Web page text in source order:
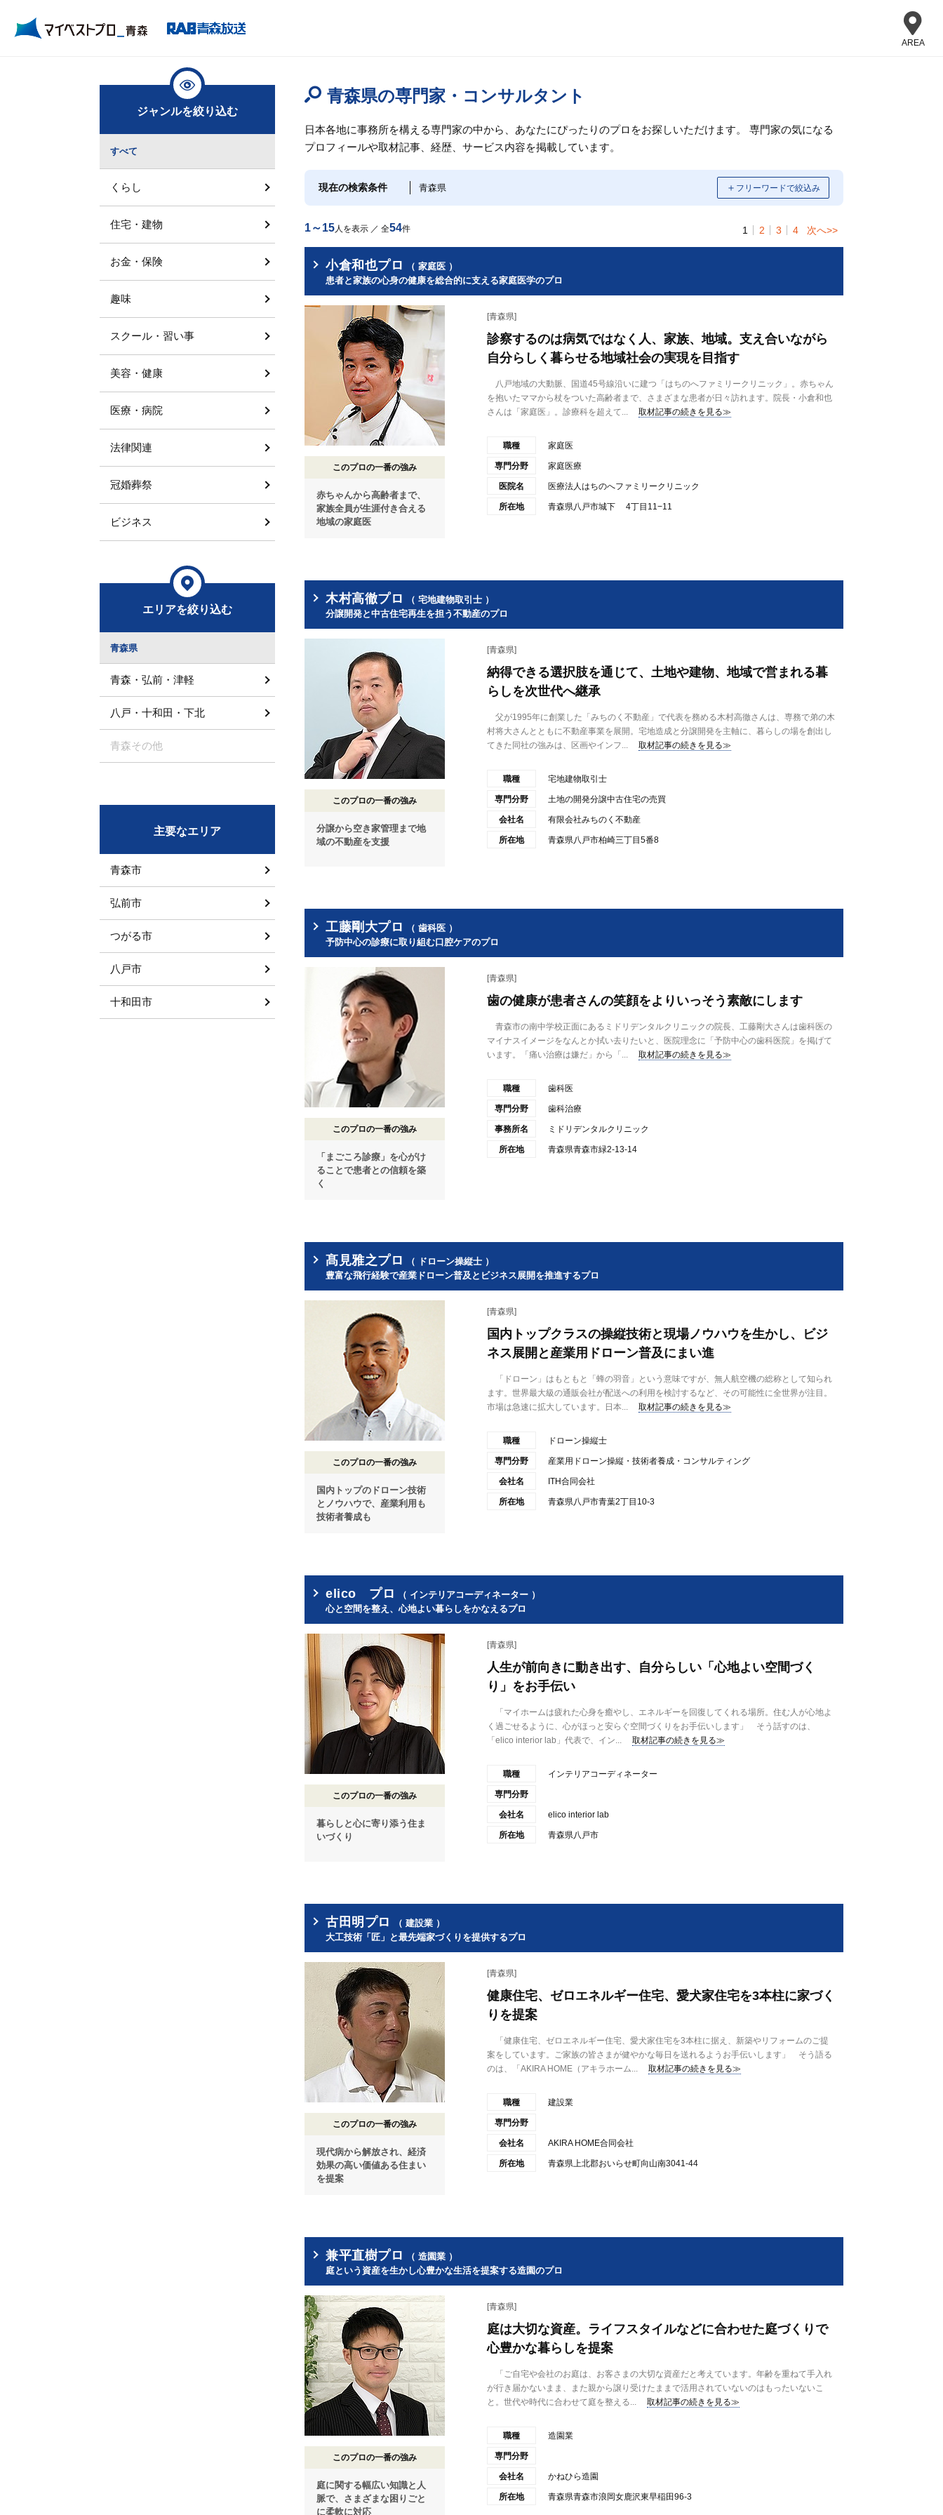
AREA
青森県の専門家・コンサルタント
日本各地に事務所を構える専門家の中から、あなたにぴったりのプロをお探しいただけます。 専門家の気になる
プロフィールや取材記事、経歴、サービス内容を掲載しています。
現在の検索条件 青森県 ＋ フリーワードで絞込み
1～15人を表示 ／ 全54件 1 2 3 4 次へ>>
小倉和也プロ
（ 家庭医 ）
患者と家族の心身の健康を総合的に支える家庭医学のプロ
このプロの一番の強み
赤ちゃんから高齢者まで、
家族全員が生涯付き合える
地域の家庭医
[青森県]
診察するのは病気ではなく人、家族、地域。支え合いながら
自分らしく暮らせる地域社会の実現を目指す
八戸地域の大動脈、国道45号線沿いに建つ「はちのへファミリークリニック」。赤ちゃん
を抱いたママから杖をついた高齢者まで、さまざまな患者が日々訪れます。院長・小倉和也
さんは「家庭医」。診療科を超えて...
取材記事の続きを見る≫
職種 家庭医
専門分野 家庭医療
医院名 医療法人はちのへファミリークリニック
所在地 青森県八戸市城下 4丁目11−11
木村高徹プロ
（ 宅地建物取引士 ）
分譲開発と中古住宅再生を担う不動産のプロ
このプロの一番の強み
分譲から空き家管理まで地
域の不動産を支援
[青森県]
納得できる選択肢を通じて、土地や建物、地域で営まれる暮
らしを次世代へ継承
父が1995年に創業した「みちのく不動産」で代表を務める木村高徹さんは、専務で弟の木
村将大さんとともに不動産事業を展開。宅地造成と分譲開発を主軸に、暮らしの場を創出し
てきた同社の強みは、区画やインフ...
取材記事の続きを見る≫
職種 宅地建物取引士
専門分野 土地の開発分譲中古住宅の売買
会社名 有限会社みちのく不動産
所在地 青森県八戸市柏崎三丁目5番8
工藤剛大プロ
（ 歯科医 ）
予防中心の診療に取り組む口腔ケアのプロ
このプロの一番の強み
「まごころ診療」を心がけ
ることで患者との信頼を築
く
[青森県]
歯の健康が患者さんの笑顔をよりいっそう素敵にします
青森市の南中学校正面にあるミドリデンタルクリニックの院長、工藤剛大さんは歯科医の
マイナスイメージをなんとか拭い去りたいと、医院理念に「予防中心の歯科医院」を掲げて
います。「痛い治療は嫌だ」から「...
取材記事の続きを見る≫
職種 歯科医
専門分野 歯科治療
事務所名 ミドリデンタルクリニック
所在地 青森県青森市緑2-13-14
髙見雅之プロ
（ ドローン操縦士 ）
豊富な飛行経験で産業ドローン普及とビジネス展開を推進するプロ
このプロの一番の強み
国内トップのドローン技術
とノウハウで、産業利用も
技術者養成も
[青森県]
国内トップクラスの操縦技術と現場ノウハウを生かし、ビジ
ネス展開と産業用ドローン普及にまい進
「ドローン」はもともと「蜂の羽音」という意味ですが、無人航空機の総称として知られ
ます。世界最大級の通販会社が配送への利用を検討するなど、その可能性に全世界が注目。
市場は急速に拡大しています。日本...
取材記事の続きを見る≫
職種 ドローン操縦士
専門分野 産業用ドローン操縦・技術者養成・コンサルティング
会社名 ITH合同会社
所在地 青森県八戸市青葉2丁目10-3
elico プロ
（ インテリアコーディネーター ）
心と空間を整え、心地よい暮らしをかなえるプロ
このプロの一番の強み
暮らしと心に寄り添う住ま
いづくり
[青森県]
人生が前向きに動き出す、自分らしい「心地よい空間づく
り」をお手伝い
「マイホームは疲れた心身を癒やし、エネルギーを回復してくれる場所。住む人が心地よ
く過ごせるように、心がほっと安らぐ空間づくりをお手伝いします」 そう話すのは、
「elico interior lab」代表で、イン...
取材記事の続きを見る≫
職種 インテリアコーディネーター
専門分野
会社名 elico interior lab
所在地 青森県八戸市
古田明プロ
（ 建設業 ）
大工技術「匠」と最先端家づくりを提供するプロ
このプロの一番の強み
現代病から解放され、経済
効果の高い価値ある住まい
を提案
[青森県]
健康住宅、ゼロエネルギー住宅、愛犬家住宅を3本柱に家づく
りを提案
「健康住宅、ゼロエネルギー住宅、愛犬家住宅を3本柱に据え、新築やリフォームのご提
案をしています。ご家族の皆さまが健やかな毎日を送れるようお手伝いします」 そう語る
のは、「AKIRA HOME（アキラホーム...
取材記事の続きを見る≫
職種 建設業
専門分野
会社名 AKIRA HOME合同会社
所在地 青森県上北郡おいらせ町向山南3041-44
兼平直樹プロ
（ 造園業 ）
庭という資産を生かし心豊かな生活を提案する造園のプロ
このプロの一番の強み
庭に関する幅広い知識と人
脈で、さまざまな困りごと
に柔軟に対応
[青森県]
庭は大切な資産。ライフスタイルなどに合わせた庭づくりで
心豊かな暮らしを提案
「ご自宅や会社のお庭は、お客さまの大切な資産だと考えています。年齢を重ねて手入れ
が行き届かないまま、また親から譲り受けたままで活用されていないのはもったいないこ
と。世代や時代に合わせて庭を整える...
取材記事の続きを見る≫
職種 造園業
専門分野
会社名 かねひら造園
所在地 青森県青森市浪岡女鹿沢東早稲田96-3
ジャンルを絞り込む
すべて
くらし
住宅・建物
お金・保険
趣味
スクール・習い事
美容・健康
医療・病院
法律関連
冠婚葬祭
ビジネス
エリアを絞り込む
青森県
青森・弘前・津軽
八戸・十和田・下北
青森その他
主要なエリア
青森市
弘前市
つがる市
八戸市
十和田市